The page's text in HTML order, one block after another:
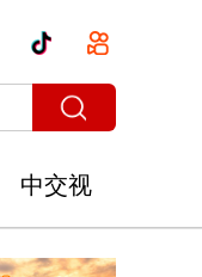
中交视
讯